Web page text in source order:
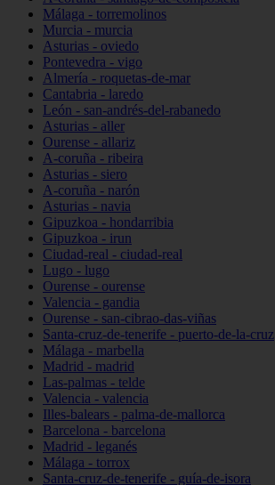
Málaga - torremolinos
Murcia - murcia
Asturias - oviedo
Pontevedra - vigo
Almería - roquetas-de-mar
Cantabria - laredo
León - san-andrés-del-rabanedo
Asturias - aller
Ourense - allariz
A-coruña - ribeira
Asturias - siero
A-coruña - narón
Asturias - navia
Gipuzkoa - hondarribia
Gipuzkoa - irun
Ciudad-real - ciudad-real
Lugo - lugo
Ourense - ourense
Valencia - gandia
Ourense - san-cibrao-das-viñas
Santa-cruz-de-tenerife - puerto-de-la-cruz
Málaga - marbella
Madrid - madrid
Las-palmas - telde
Valencia - valencia
Illes-balears - palma-de-mallorca
Barcelona - barcelona
Madrid - leganés
Málaga - torrox
Santa-cruz-de-tenerife - guía-de-isora